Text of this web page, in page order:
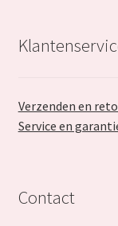
Verzenden en
Service en
Contact